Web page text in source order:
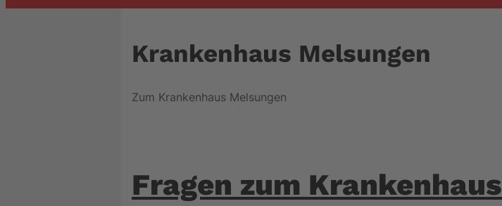
Krankenhaus Melsungen
Zum Krankenhaus Melsungen
Fragen zum Krankenhaus